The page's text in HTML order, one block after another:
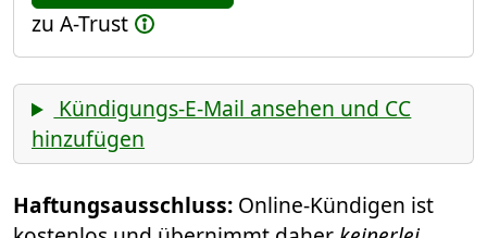
zu A-Trust
Kündigungs-E-Mail ansehen und CC
hinzufügen
Haftungsausschluss: Online-Kündigen ist